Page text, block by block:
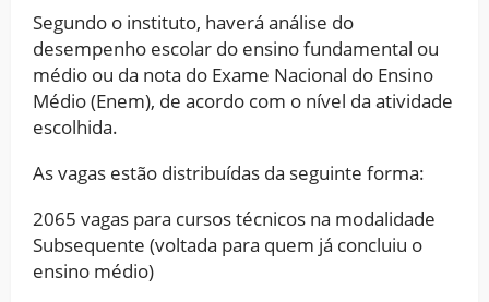
Segundo o instituto, haverá análise do
desempenho escolar do ensino fundamental ou
médio ou da nota do Exame Nacional do Ensino
Médio (Enem), de acordo com o nível da atividade
escolhida.
As vagas estão distribuídas da seguinte forma:
2065 vagas para cursos técnicos na modalidade
Subsequente (voltada para quem já concluiu o
ensino médio)